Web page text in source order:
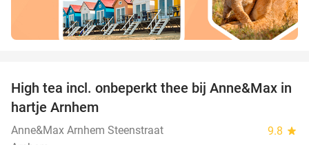
29%
High tea incl. onbeperkt thee bij Anne&Max in
hartje Arnhem
Anne&Max Arnhem Steenstraat 9.8 star